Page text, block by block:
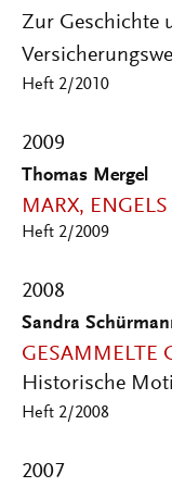
Zur Geschichte
Heft 2/2010
2009
Thomas Mergel
MARX,
Heft 2/2009
2008
Sandra
GESAMMELTE
Historische
Heft 2/2008
2007